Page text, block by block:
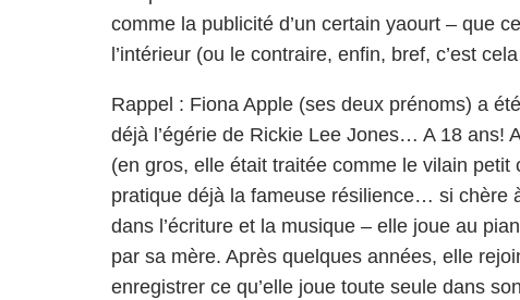
comme la publicité d’un certain yaourt – que
l’intérieur (ou le contraire, enfin, bref, c’est
Rappel : Fiona Apple (ses deux prénoms) a
déjà l’égérie de Rickie Lee Jones… A 18 ans!
(en gros, elle était traitée comme le vilain petit
pratique déjà la fameuse résilience… si chère
dans l’écriture et la musique – elle joue au
par sa mère. Après quelques années, elle
enregistrer ce qu’elle joue toute seule dans